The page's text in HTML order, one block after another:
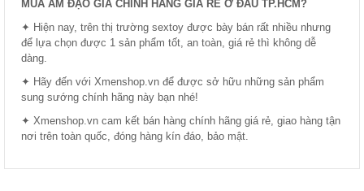
MUA ÂM ĐẠO GIẢ CHÍNH HÃNG GIÁ RẺ Ở ĐÂU TP.HCM?
✦ Hiện nay, trên thị trường sextoy được bày bán rất nhiều nhưng
để lựa chọn được 1 sản phẩm tốt, an toàn, giá rẻ thì không dễ
dàng.
✦ Hãy đến với Xmenshop.vn để được sở hữu những sản phẩm
sung sướng chính hãng này bạn nhé!
✦ Xmenshop.vn cam kết bán hàng chính hãng giá rẻ, giao hàng tận
nơi trên toàn quốc, đóng hàng kín đáo, bảo mật.